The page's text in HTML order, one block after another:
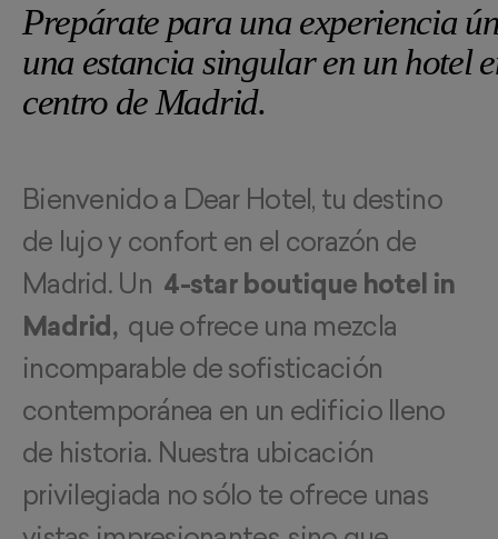
Prepárate para una experiencia
una estancia singular en un hotel
centro de Madrid.
Bienvenido a Dear Hotel, tu destino
de lujo y confort en el corazón de
Madrid. Un 4-star boutique hotel in
Madrid, que ofrece una mezcla
incomparable de sofisticación
contemporánea en un edificio lleno
de historia. Nuestra ubicación
privilegiada no sólo te ofrece unas